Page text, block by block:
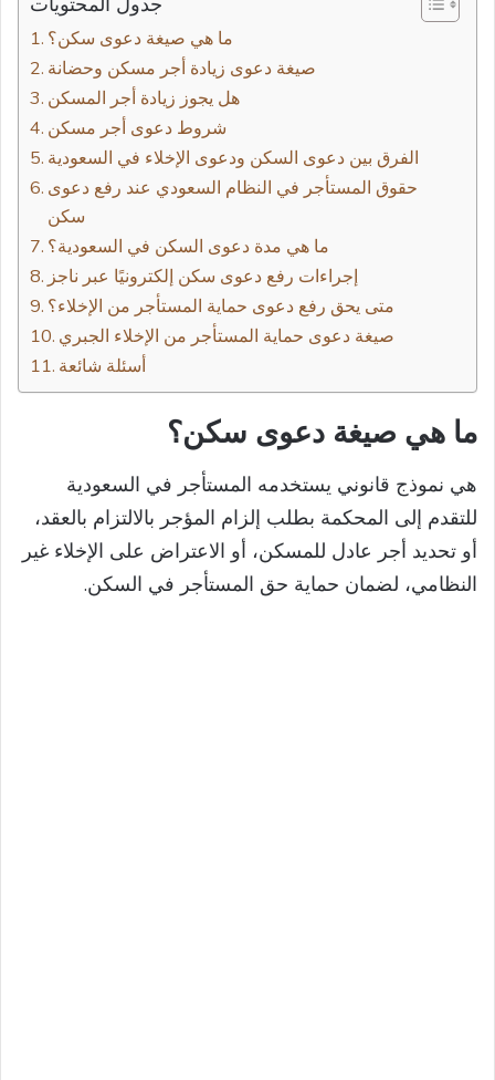
ما هي صيغة دعوى سكن؟
صيغة دعوى زيادة أجر مسكن وحضانة
هل يجوز زيادة أجر المسكن
شروط دعوى أجر مسكن
الفرق بين دعوى السكن ودعوى الإخلاء في السعودية
حقوق المستأجر في النظام السعودي عند رفع دعوى
سكن
ما هي مدة دعوى السكن في السعودية؟
إجراءات رفع دعوى سكن إلكترونيًا عبر ناجز
متى يحق رفع دعوى حماية المستأجر من الإخلاء؟
صيغة دعوى حماية المستأجر من الإخلاء الجبري
أسئلة شائعة
ما هي صيغة دعوى سكن؟
هي نموذج قانوني يستخدمه المستأجر في السعودية
للتقدم إلى المحكمة بطلب إلزام المؤجر بالالتزام بالعقد،
أو تحديد أجر عادل للمسكن، أو الاعتراض على الإخلاء غير
النظامي، لضمان حماية حق المستأجر في السكن.